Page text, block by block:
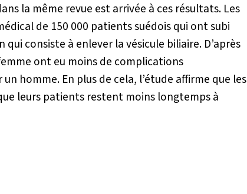
la même revue est arrivée à ces résultats. Les
de 150 000 patients suédois qui ont subi
consiste à enlever la vésicule biliaire. D’après
ont eu moins de complications
homme. En plus de cela, l’étude affirme que les
leurs patients restent moins longtemps à